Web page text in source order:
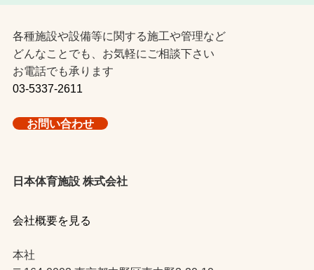
各種施設や設備等に関する施工や管理など
どんなことでも、お気軽にご相談下さい
お電話でも承ります
03-5337-2611
お問い合わせ
日本体育施設 株式会社
会社概要を見る
本社